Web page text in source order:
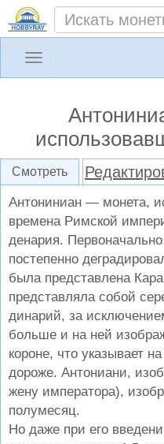
Toggle
Смотреть
Антониниан — монета,
времена Римской
денария.
постепенно
была представлена
представляла собой
динарий, за
больше и на ней
короне, что указывает
дороже. Антониани,
жену императора),
полумесяц.
Но даже при его